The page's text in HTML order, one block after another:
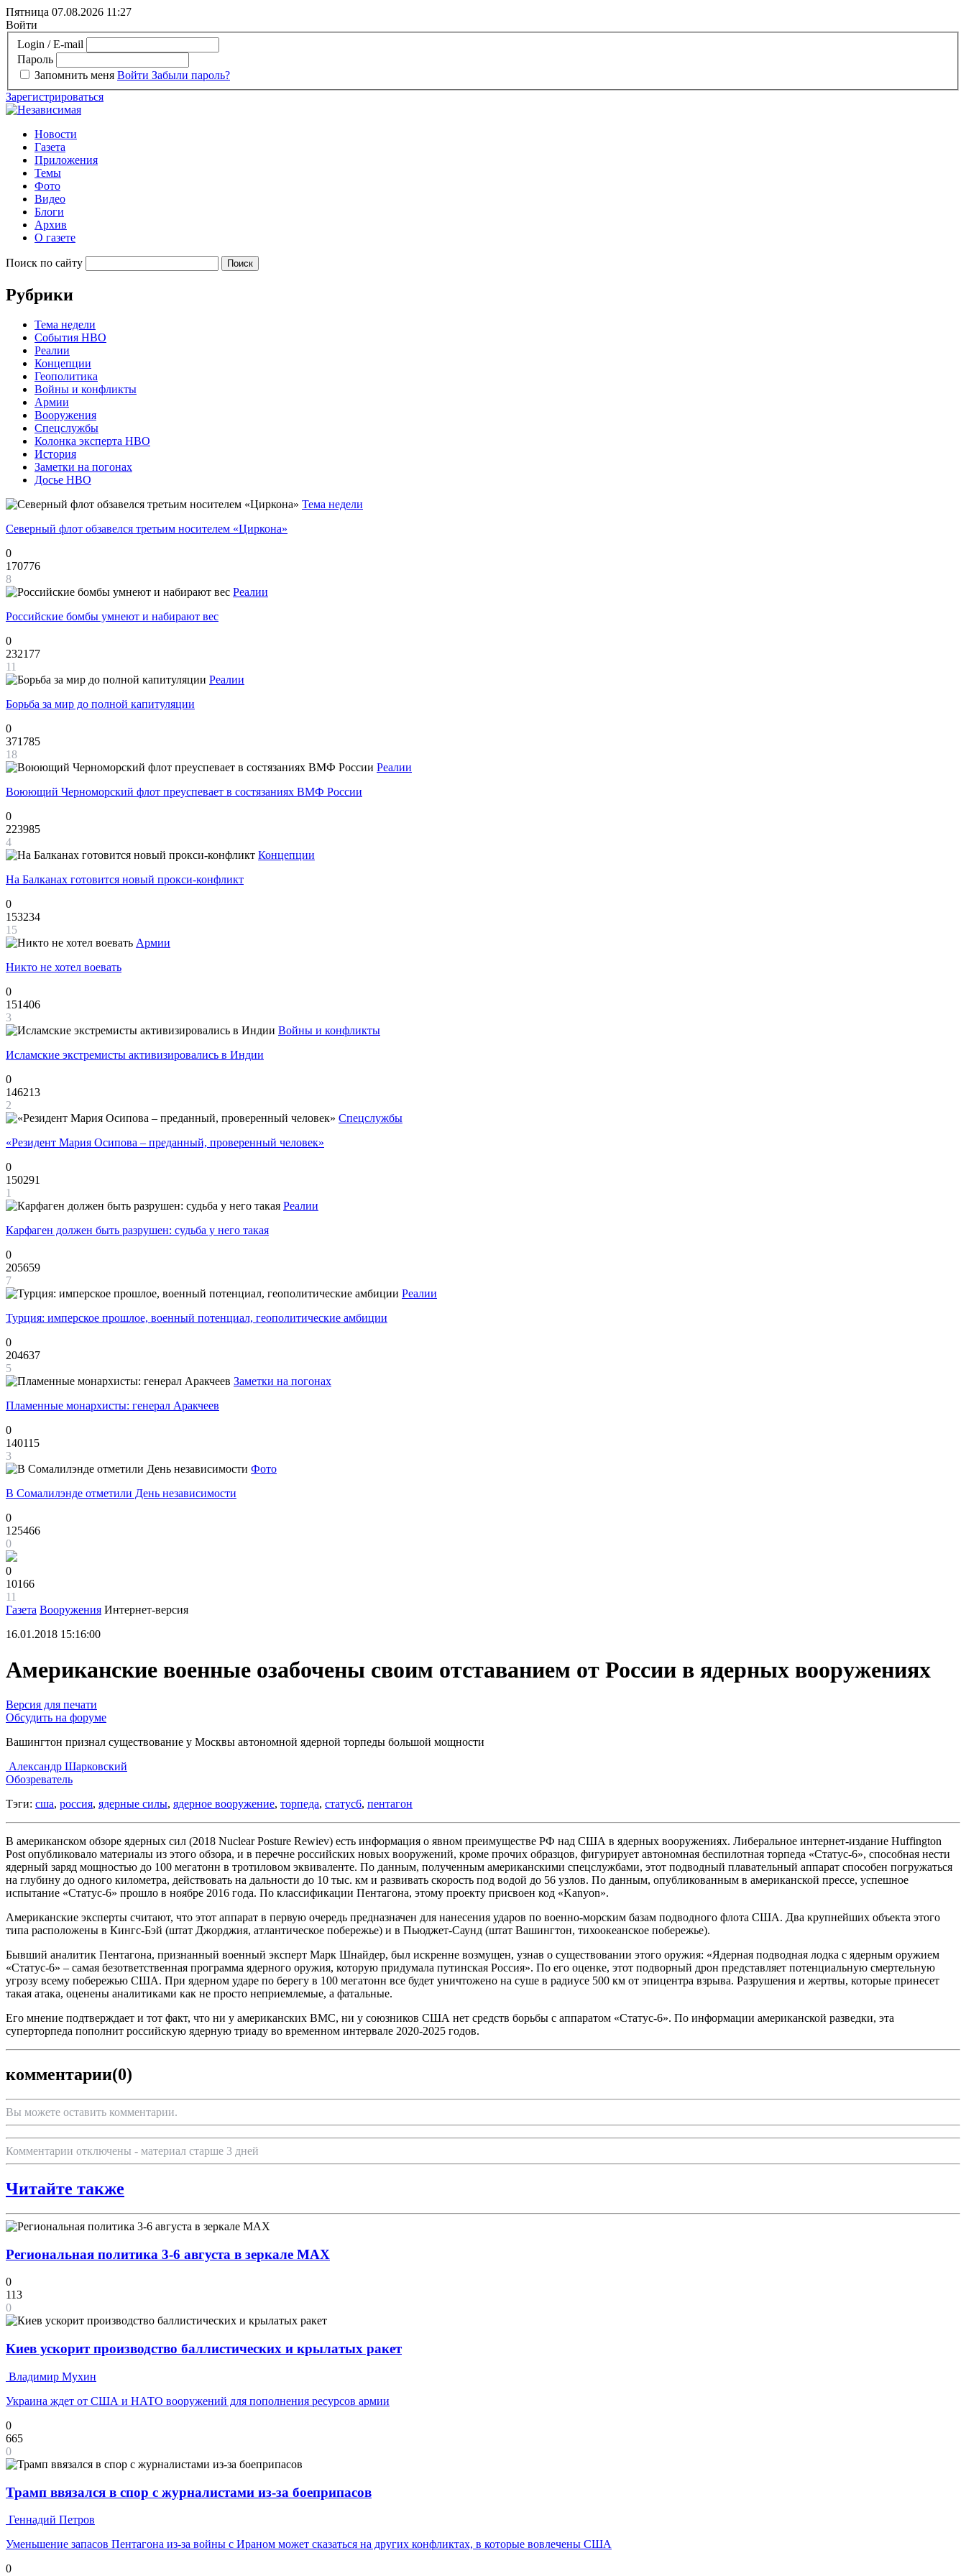
Пятница 07.08.2026 11:27
Войти
Login / E-mail
Пароль
Запомнить меня Войти Забыли пароль?
Зарегистрироваться
Новости
Газета
Приложения
Темы
Фото
Видео
Блоги
Архив
О газете
Поиск по сайту
Рубрики
Тема недели
События НВО
Реалии
Концепции
Геополитика
Войны и конфликты
Армии
Вооружения
Спецслужбы
Колонка эксперта НВО
История
Заметки на погонах
Досье НВО
Тема недели
Северный флот обзавелся третьим носителем «Циркона»
0
170776
8
Реалии
Российские бомбы умнеют и набирают вес
0
232177
11
Реалии
Борьба за мир до полной капитуляции
0
371785
18
Реалии
Воюющий Черноморский флот преуспевает в состязаниях ВМФ России
0
223985
4
Концепции
На Балканах готовится новый прокси-конфликт
0
153234
15
Армии
Никто не хотел воевать
0
151406
3
Войны и конфликты
Исламские экстремисты активизировались в Индии
0
146213
2
Спецслужбы
«Резидент Мария Осипова – преданный, проверенный человек»
0
150291
1
Реалии
Карфаген должен быть разрушен: судьба у него такая
0
205659
7
Реалии
Турция: имперское прошлое, военный потенциал, геополитические амбиции
0
204637
5
Заметки на погонах
Пламенные монархисты: генерал Аракчеев
0
140115
3
Фото
В Сомалилэнде отметили День независимости
0
125466
0
0
10166
11
Газета Вооружения Интернет-версия
16.01.2018 15:16:00
Американские военные озабочены своим отставанием от России в ядерных вооружениях
Версия для печати
Обсудить на форуме
Вашингтон признал существование у Москвы автономной ядерной торпеды большой мощности
Александр Шарковский
Обозреватель
Тэги: сша, россия, ядерные силы, ядерное вооружение, торпеда, статус6, пентагон
В американском обзоре ядерных сил (2018 Nuclear Posture Rewiev) есть информация о явном преимуществе РФ над США в ядерных вооружениях. Либеральное интернет-издание Huffington
Post опубликовало материалы из этого обзора, и в перечне российских новых вооружений, кроме прочих образцов, фигурирует автономная беспилотная торпеда «Статус-6», способная нести
ядерный заряд мощностью до 100 мегатонн в тротиловом эквиваленте. По данным, полученным американскими спецслужбами, этот подводный плавательный аппарат способен погружаться
на глубину до одного километра, действовать на дальности до 10 тыс. км и развивать скорость под водой до 56 узлов. По данным, опубликованным в американской прессе, успешное
испытание «Статус-6» прошло в ноябре 2016 года. По классификации Пентагона, этому проекту присвоен код «Kanyon».
Американские эксперты считают, что этот аппарат в первую очередь предназначен для нанесения ударов по военно-морским базам подводного флота США. Два крупнейших объекта этого
типа расположены в Кингс-Бэй (штат Джорджия, атлантическое побережье) и в Пьюджет-Саунд (штат Вашингтон, тихоокеанское побережье).
Бывший аналитик Пентагона, признанный военный эксперт Марк Шнайдер, был искренне возмущен, узнав о существовании этого оружия: «Ядерная подводная лодка с ядерным оружием
«Статус-6» – самая безответственная программа ядерного оружия, которую придумала путинская Россия». По его оценке, этот подворный дрон представляет потенциальную смертельную
угрозу всему побережью США. При ядерном ударе по берегу в 100 мегатонн все будет уничтожено на суше в радиусе 500 км от эпицентра взрыва. Разрушения и жертвы, которые принесет
такая атака, оценены аналитиками как не просто неприемлемые, а фатальные.
Его мнение подтверждает и тот факт, что ни у американских ВМС, ни у союзников США нет средств борьбы с аппаратом «Статус-6». По информации американской разведки, эта
суперторпеда пополнит российскую ядерную триаду во временном интервале 2020-2025 годов.
комментарии(0)
Вы можете оставить комментарии.
Комментарии отключены - материал старше 3 дней
Читайте также
Региональная политика 3-6 августа в зеркале MAX
0
113
0
Киев ускорит производство баллистических и крылатых ракет
Владимир Мухин
Украина ждет от США и НАТО вооружений для пополнения ресурсов армии
0
665
0
Трамп ввязался в спор с журналистами из-за боеприпасов
Геннадий Петров
Уменьшение запасов Пентагона из-за войны с Ираном может сказаться на других конфликтах, в которые вовлечены США
0